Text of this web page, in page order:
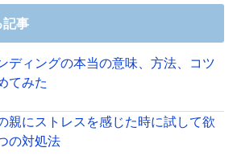
記事
ディングの本当の意味、方法、コツ
てみた
親にストレスを感じた時に試して欲
の対処法